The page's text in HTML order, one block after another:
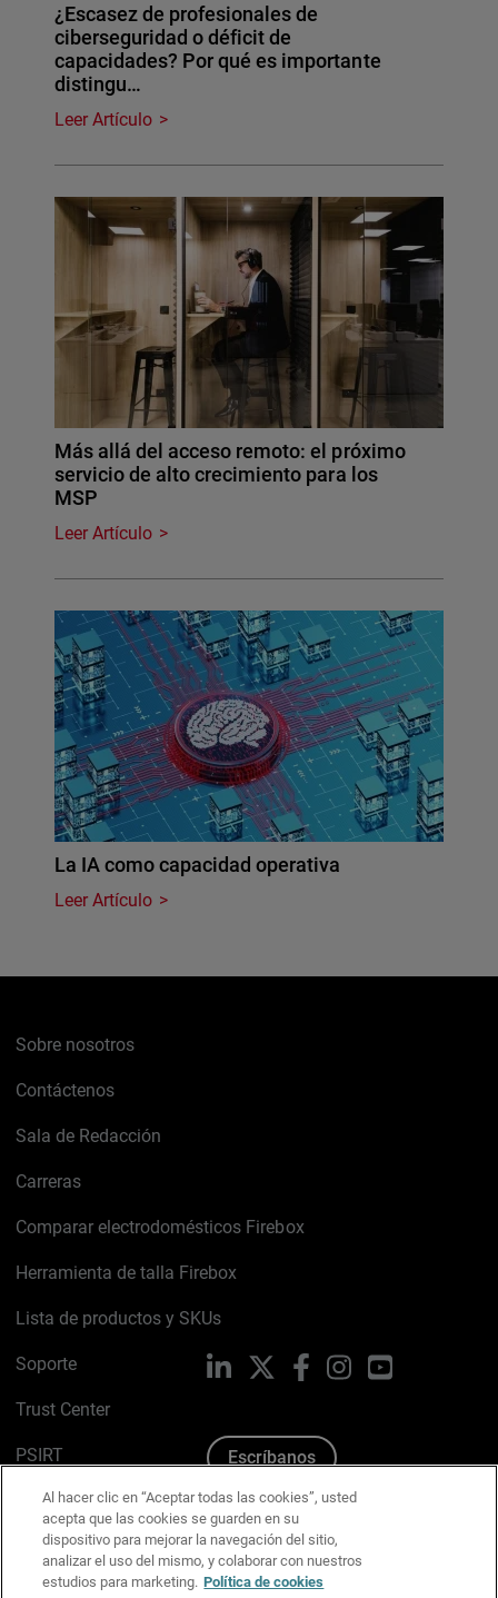
¿Escasez de profesionales de
ciberseguridad o déficit de
capacidades? Por qué es importante
distingu…
Leer Artículo
Más allá del acceso remoto: el próximo
servicio de alto crecimiento para los
MSP
Leer Artículo
La IA como capacidad operativa
Leer Artículo
Sobre nosotros
Contáctenos
Sala de Redacción
Carreras
Comparar electrodomésticos Firebox
Herramienta de talla Firebox
Lista de productos y SKUs
Soporte
Trust Center
PSIRT
Política de cookies
Política de privacidad
Kit de medios y marca
LinkedIn FacebookInstagramYouTube
Escríbanos
Al hacer clic en “Aceptar todas las cookies”, usted
acepta que las cookies se guarden en su
dispositivo para mejorar la navegación del sitio,
analizar el uso del mismo, y colaborar con nuestros
estudios para marketing. Política de cookies